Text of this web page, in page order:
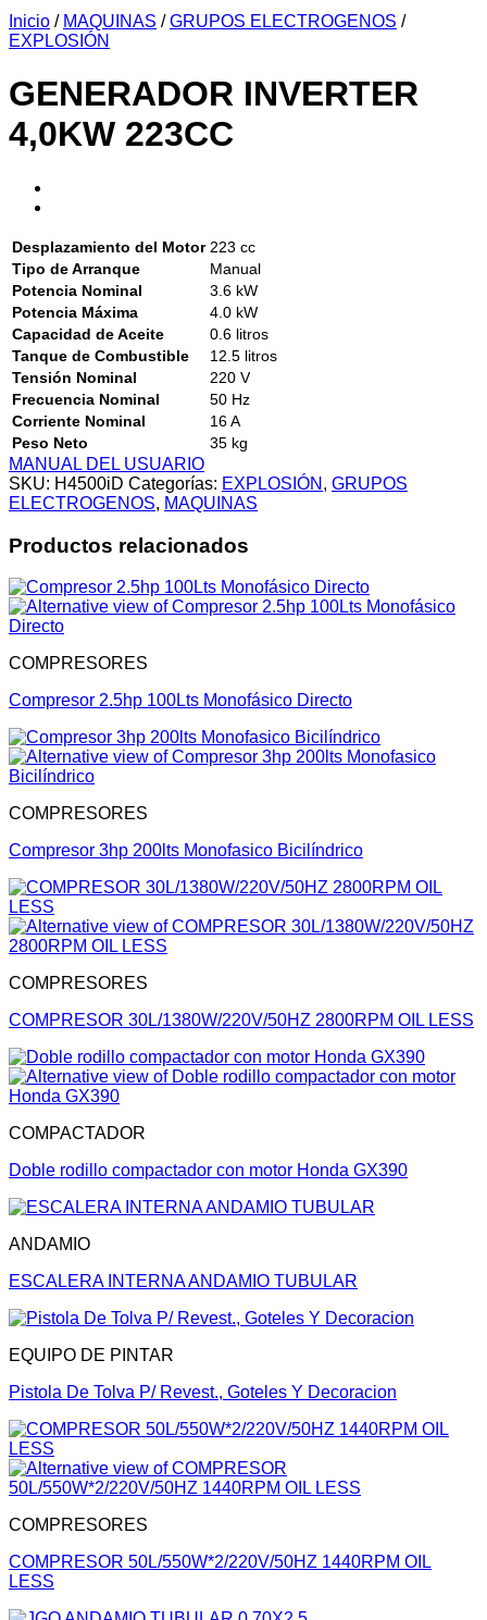
Inicio / MAQUINAS / GRUPOS ELECTROGENOS /
EXPLOSIÓN
GENERADOR INVERTER
4,0KW 223CC
Desplazamiento del Motor 223 cc
Tipo de Arranque
Manual
Potencia Nominal
3.6 kW
Potencia Máxima
4.0 kW
Capacidad de Aceite
0.6 litros
Tanque de Combustible
12.5 litros
Tensión Nominal
220 V
Frecuencia Nominal
50 Hz
Corriente Nominal
16 A
Peso Neto
35 kg
MANUAL DEL USUARIO
SKU: H4500iD Categorías: EXPLOSIÓN , GRUPOS
ELECTROGENOS, MAQUINAS
Productos relacionados
COMPRESORES
Compresor 2.5hp 100Lts Monofásico Directo
COMPRESORES
Compresor 3hp 200lts Monofasico Bicilíndrico
COMPRESORES
COMPRESOR 30L/1380W/220V/50HZ 2800RPM OIL LESS
COMPACTADOR
Doble rodillo compactador con motor Honda GX390
ANDAMIO
ESCALERA INTERNA ANDAMIO TUBULAR
EQUIPO DE PINTAR
Pistola De Tolva P/ Revest., Goteles Y Decoracion
COMPRESORES
COMPRESOR 50L/550W*2/220V/50HZ 1440RPM OIL
LESS